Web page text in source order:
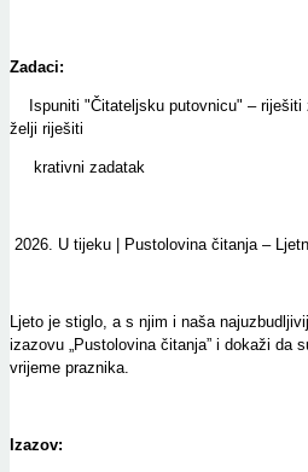
Zadaci:
Ispuniti "Čitateljsku putovnicu" – riješiti
želji riješiti
krativni zadatak
U tijeku | Pustolovina čitanja –
Ljeto je stiglo, a s njim i naša
izazovu „Pustolovina čitanja” i dokaži da
vrijeme praznika.
Izazov: